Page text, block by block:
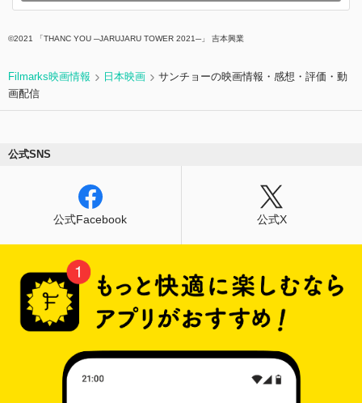
©︎2021 「THANC YOU ─JARUJARU TOWER 2021─」 吉本興業
Filmarks映画情報 日本映画
サンチョーの映画情報・感想・評価・動
画配信
公式SNS
公式Facebook 公式X